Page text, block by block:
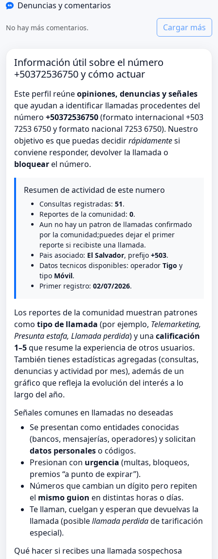
Denuncias y comentarios
No hay más comentarios. Cargar más
Información útil sobre el número
+50372536750 y cómo actuar
Este perfil reúneopiniones, denuncias y señales
que ayudan a identificar llamadas procedentes del
número +50372536750(formato internacional +503
7253 6750 y formato nacional 7253 6750). Nuestro
objetivo es que puedas decidirrápidamentesi
conviene responder, devolver la llamada o
bloquearel número.
Resumen de actividad de este numero
Consultas registradas: 51.
Reportes de la comunidad: 0.
Aun no hay un patron de llamadas confirmado
por la comunidad;puedes dejar el primer
reporte si recibiste una llamada.
Pais asociado: El Salvador, prefijo +503.
Datos tecnicos disponibles: operador Tigo y
tipo Móvil.
Primer registro: 02/07/2026.
Los reportes de la comunidad muestran patrones
como tipo de llamada (por ejemplo, Telemarketing,
Presunta estafa, Llamada perdida) y una calificación
1–5que resume la experiencia de otros usuarios.
También tienes estadísticas agregadas (consultas,
denuncias y actividad por mes), además de un
gráfico que refleja la evolución del interés a lo
largo del año.
Señales comunes en llamadas no deseadas
Se presentan como entidades conocidas
(bancos, mensajerías, operadores) y solicitan
datos personaleso códigos.
Presionan con urgencia (multas, bloqueos,
premios “a punto de expirar”).
Números que cambian un dígito pero repiten
el mismo guion en distintas horas o días.
Te llaman, cuelgan y esperan que devuelvas la
llamada (posiblellamada perdidade tarificación
especial).
Qué hacer si recibes una llamada sospechosa